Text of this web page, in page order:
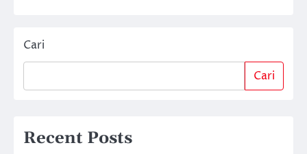
Cari
Cari
Recent Posts